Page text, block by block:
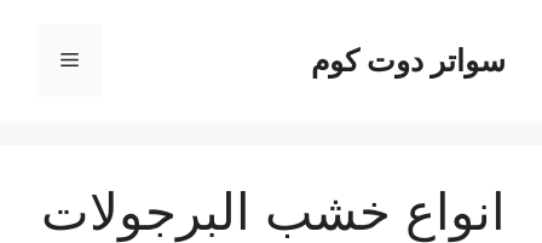
المحتوىسواتر دوت كوم القائمة
انواع خشب البرجولات